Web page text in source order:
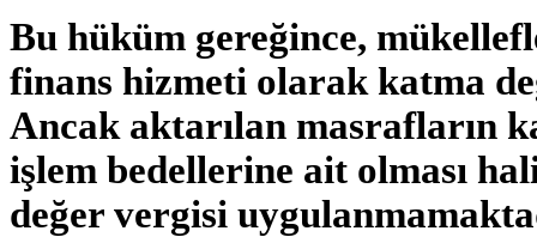
Bu hüküm gereğince,
finans hizmeti olarak katma
Ancak aktarılan masrafların
işlem bedellerine ait olması
değer vergisi